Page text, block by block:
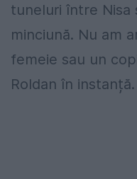
tuneluri între Nisa
minciună. Nu am
femeie sau un
Roldan în instanță.